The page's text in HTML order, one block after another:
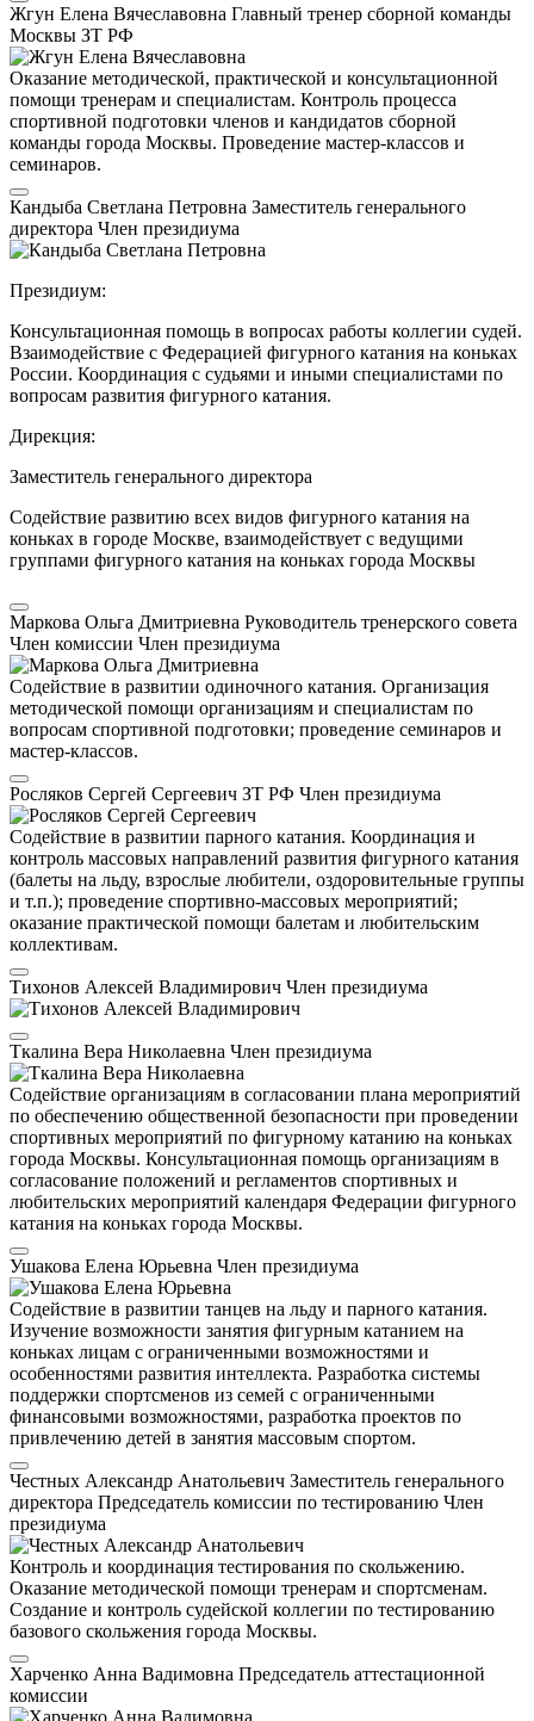
Жгун Елена Вячеславовна Главный тренер сборной команды
Москвы ЗТ РФ
Оказание методической, практической и консультационной
помощи тренерам и специалистам. Контроль процесса
спортивной подготовки членов и кандидатов сборной
команды города Москвы. Проведение мастер-классов и
семинаров.
Кандыба Светлана Петровна Заместитель генерального
директора Член президиума
Президиум:
Консультационная помощь в вопросах работы коллегии судей.
Взаимодействие с Федерацией фигурного катания на коньках
России. Координация с судьями и иными специалистами по
вопросам развития фигурного катания.
Дирекция:
Заместитель генерального директора
Содействие развитию всех видов фигурного катания на
коньках в городе Москве, взаимодействует с ведущими
группами фигурного катания на коньках города Москвы
Маркова Ольга Дмитриевна Руководитель тренерского совета
Член комиссии Член президиума
Содействие в развитии одиночного катания. Организация
методической помощи организациям и специалистам по
вопросам спортивной подготовки; проведение семинаров и
мастер-классов.
Росляков Сергей Сергеевич ЗТ РФ Член президиума
Содействие в развитии парного катания. Координация и
контроль массовых направлений развития фигурного катания
(балеты на льду, взрослые любители, оздоровительные группы
и т.п.); проведение спортивно-массовых мероприятий;
оказание практической помощи балетам и любительским
коллективам.
Тихонов Алексей Владимирович Член президиума
Ткалина Вера Николаевна Член президиума
Содействие организациям в согласовании плана мероприятий
по обеспечению общественной безопасности при проведении
спортивных мероприятий по фигурному катанию на коньках
города Москвы. Консультационная помощь организациям в
согласование положений и регламентов спортивных и
любительских мероприятий календаря Федерации фигурного
катания на коньках города Москвы.
Ушакова Елена Юрьевна Член президиума
Содействие в развитии танцев на льду и парного катания.
Изучение возможности занятия фигурным катанием на
коньках лицам с ограниченными возможностями и
особенностями развития интеллекта. Разработка системы
поддержки спортсменов из семей с ограниченными
финансовыми возможностями, разработка проектов по
привлечению детей в занятия массовым спортом.
Честных Александр Анатольевич Заместитель генерального
директора Председатель комиссии по тестированию Член
президиума
Контроль и координация тестирования по скольжению.
Оказание методической помощи тренерам и спортсменам.
Создание и контроль судейской коллегии по тестированию
базового скольжения города Москвы.
Харченко Анна Вадимовна Председатель аттестационной
комиссии